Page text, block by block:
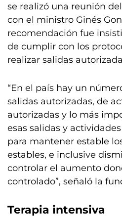
se realizó una reunión
con el ministro Ginés
recomendación fue
de cumplir con los
realizar salidas
“En el país hay un
salidas autorizadas, de
autorizadas y lo más
esas salidas y
para mantener estable
estables, e inclusive
controlar el aumento
controlado”, señaló la
Terapia intensiva